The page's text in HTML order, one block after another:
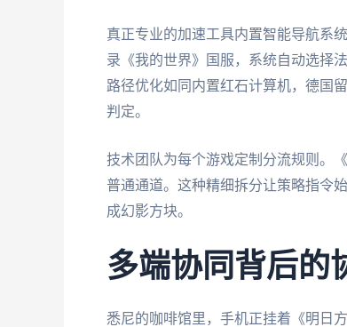
真正专业的加速工具内置智能导航系
录《我的世界》国服，系统自动选择
路径优化如同内置红石计算机，德国
判定。
技术团队为每个游戏定制分流规则。
普通通道。这种精细拆分让策略指令
成幻影方块。
多端协同背后的
悉尼的咖啡馆里，手机正挂着《明日